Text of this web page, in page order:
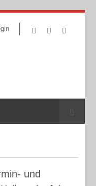
Suche
und